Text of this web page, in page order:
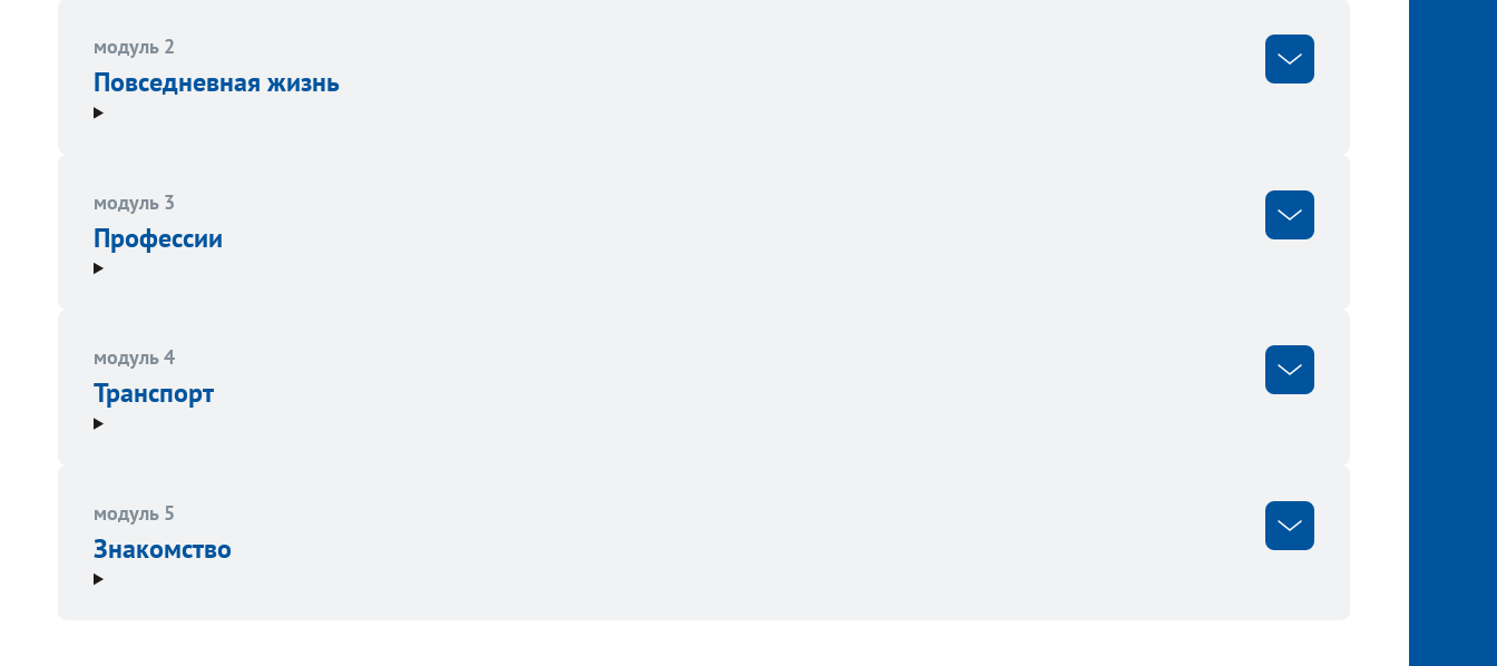
модуль 2
Повседневная жизнь
модуль 3
Профессии
модуль 4
Транспорт
модуль 5
Знакомство